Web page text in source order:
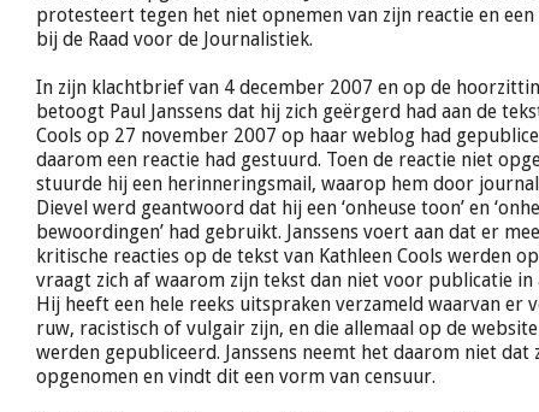
protesteert tegen het niet opnemen van zijn reactie en
bij de Raad voor de Journalistiek.
In zijn klachtbrief van 4 december 2007 en op de
betoogt Paul Janssens dat hij zich geërgerd had aan de
Cools op 27 november 2007 op haar weblog had
daarom een reactie had gestuurd. Toen de reactie niet
stuurde hij een herinneringsmail, waarop hem door
Dievel werd geantwoord dat hij een ‘onheuse toon’ en
bewoordingen’ had gebruikt. Janssens voert aan dat er
kritische reacties op de tekst van Kathleen Cools werden
vraagt zich af waarom zijn tekst dan niet voor publicatie in
Hij heeft een hele reeks uitspraken verzameld waarvan er
ruw, racistisch of vulgair zijn, en die allemaal op de website
werden gepubliceerd. Janssens neemt het daarom niet dat
opgenomen en vindt dit een vorm van censuur.